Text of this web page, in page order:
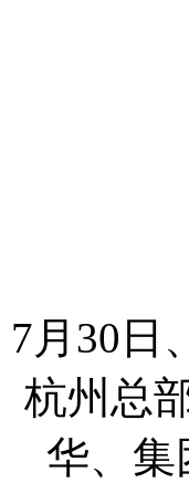
7月30日
杭州总
华、集